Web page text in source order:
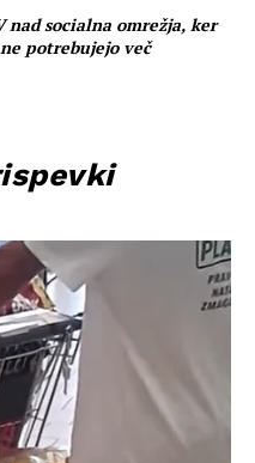
nad socialna omrežja, ker
potrebujejo več